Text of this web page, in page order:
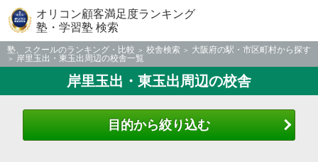
オリコン顧客満足度ランキング
塾・学習塾 検索
塾、スクールのランキング・比較 校舎検索
大阪府の駅・市区町村から探す
岸里玉出・東玉出周辺の校舎一覧
岸里玉出・東玉出周辺の校舎
目的から絞り込む